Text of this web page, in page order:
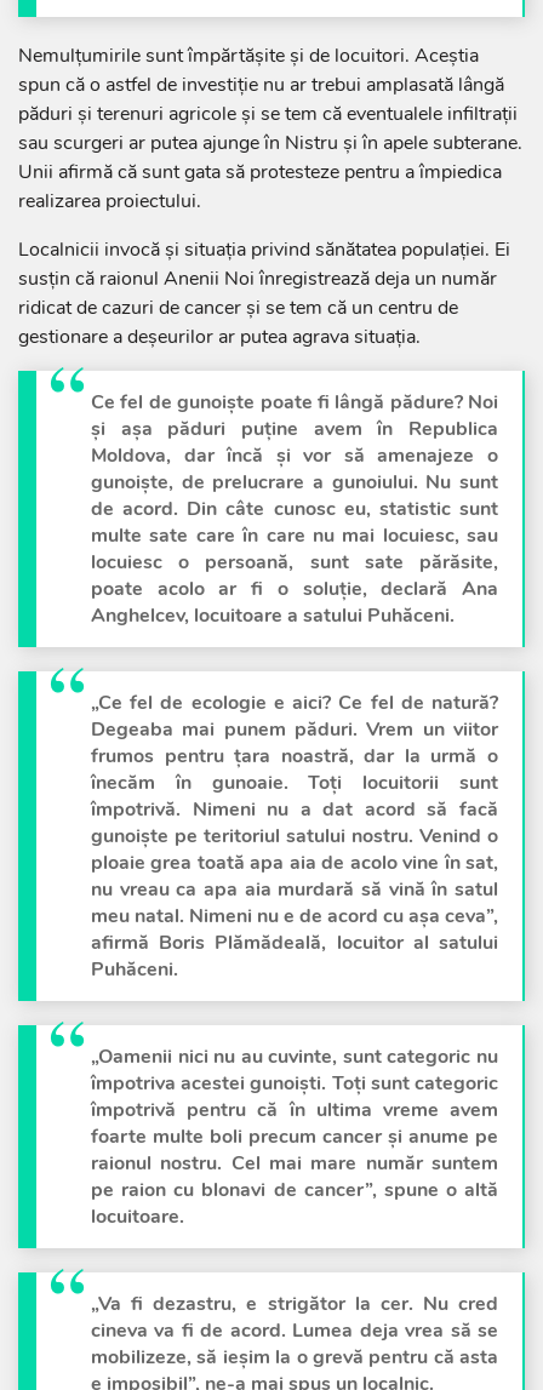
Nemulțumirile sunt împărtășite și de locuitori. Aceștia
spun că o astfel de investiție nu ar trebui amplasată lângă
păduri și terenuri agricole și se tem că eventualele infiltrații
sau scurgeri ar putea ajunge în Nistru și în apele subterane.
Unii afirmă că sunt gata să protesteze pentru a împiedica
realizarea proiectului.
Localnicii invocă și situația privind sănătatea populației. Ei
susțin că raionul Anenii Noi înregistrează deja un număr
ridicat de cazuri de cancer și se tem că un centru de
gestionare a deșeurilor ar putea agrava situația.
Ce fel de gunoiște poate fi lângă pădure? Noi
și așa păduri puține avem în Republica
Moldova, dar încă și vor să amenajeze o
gunoiște, de prelucrare a gunoiului. Nu sunt
de acord. Din câte cunosc eu, statistic sunt
multe sate care în care nu mai locuiesc, sau
locuiesc o persoană, sunt sate părăsite,
poate acolo ar fi o soluție, declară Ana
Anghelcev, locuitoare a satului Puhăceni.
„Ce fel de ecologie e aici? Ce fel de natură?
Degeaba mai punem păduri. Vrem un viitor
frumos pentru țara noastră, dar la urmă o
înecăm în gunoaie. Toți locuitorii sunt
împotrivă. Nimeni nu a dat acord să facă
gunoiște pe teritoriul satului nostru. Venind o
ploaie grea toată apa aia de acolo vine în sat,
nu vreau ca apa aia murdară să vină în satul
meu natal. Nimeni nu e de acord cu așa ceva”,
afirmă Boris Plămădeală, locuitor al satului
Puhăceni.
„Oamenii nici nu au cuvinte, sunt categoric nu
împotriva acestei gunoiști. Toți sunt categoric
împotrivă pentru că în ultima vreme avem
foarte multe boli precum cancer și anume pe
raionul nostru. Cel mai mare număr suntem
pe raion cu blonavi de cancer”, spune o altă
locuitoare.
„Va fi dezastru, e strigător la cer. Nu cred
cineva va fi de acord. Lumea deja vrea să se
mobilizeze, să ieșim la o grevă pentru că asta
e imposibil”, ne-a mai spus un localnic.